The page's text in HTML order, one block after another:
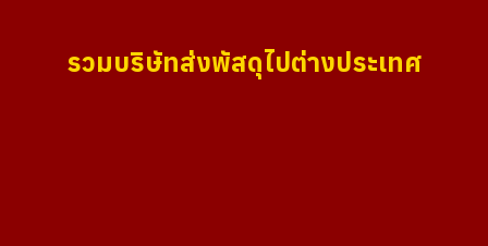
รวมบริษัทส่งพัสดุไปต่างประเทศ